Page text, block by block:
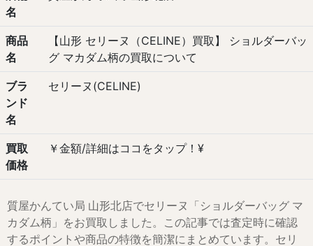
名
商品
名
【山形 セリーヌ（CELINE）買取】 ショルダーバッ
グ マカダム柄の買取について
ブラ
ンド
名
セリーヌ(CELINE)
買取
価格
￥金額/詳細はココをタップ！¥
質屋かんてい局 山形北店でセリーヌ「ショルダーバッグ マ
カダム柄」をお買取しました。この記事では査定時に確認
するポイントや商品の特徴を簡潔にまとめています。セリ